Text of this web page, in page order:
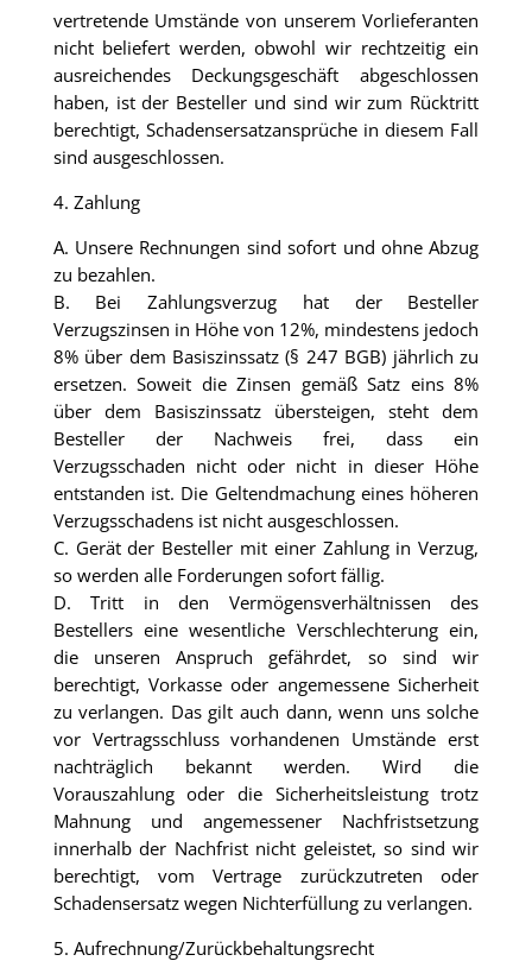
vertretende Umstände von unserem Vorlieferanten
nicht beliefert werden, obwohl wir rechtzeitig ein
ausreichendes Deckungsgeschäft abgeschlossen
haben, ist der Besteller und sind wir zum Rücktritt
berechtigt, Schadensersatzansprüche in diesem Fall
sind ausgeschlossen.
4. Zahlung
A. Unsere Rechnungen sind sofort und ohne Abzug
zu bezahlen.
B. Bei Zahlungsverzug hat der Besteller
Verzugszinsen in Höhe von 12%, mindestens jedoch
8% über dem Basiszinssatz (§ 247 BGB) jährlich zu
ersetzen. Soweit die Zinsen gemäß Satz eins 8%
über dem Basiszinssatz übersteigen, steht dem
Besteller der Nachweis frei, dass ein
Verzugsschaden nicht oder nicht in dieser Höhe
entstanden ist. Die Geltendmachung eines höheren
Verzugsschadens ist nicht ausgeschlossen.
C. Gerät der Besteller mit einer Zahlung in Verzug,
so werden alle Forderungen sofort fällig.
D. Tritt in den Vermögensverhältnissen des
Bestellers eine wesentliche Verschlechterung ein,
die unseren Anspruch gefährdet, so sind wir
berechtigt, Vorkasse oder angemessene Sicherheit
zu verlangen. Das gilt auch dann, wenn uns solche
vor Vertragsschluss vorhandenen Umstände erst
nachträglich bekannt werden. Wird die
Vorauszahlung oder die Sicherheitsleistung trotz
Mahnung und angemessener Nachfristsetzung
innerhalb der Nachfrist nicht geleistet, so sind wir
berechtigt, vom Vertrage zurückzutreten oder
Schadensersatz wegen Nichterfüllung zu verlangen.
5. Aufrechnung/Zurückbehaltungsrecht